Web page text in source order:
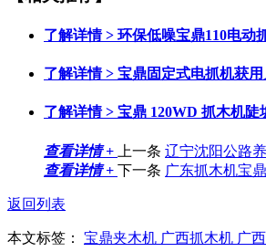
了解详情 > 环保低噪宝鼎110电动
了解详情 > 宝鼎固定式电抓机获
了解详情 > 宝鼎 120WD 抓木机陡
查看详情 + 上一条 辽宁沈阳公路
查看详情 + 下一条 广东抓木机宝
返回列表
本文标签： 宝鼎夹木机 广西抓木机 广